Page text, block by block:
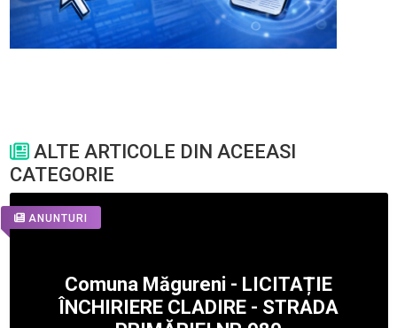
ALTE ARTICOLE DIN ACEEASI
CATEGORIE
ANUNTURI